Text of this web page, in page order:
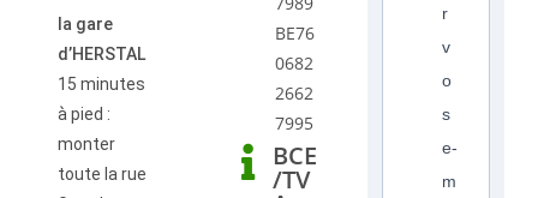
la gare
d’HERSTAL
15 minutes
à pied :
monter
toute la rue
BE76
0682
2662
7995
BCE
/TV
r
v
o
s
e-
m